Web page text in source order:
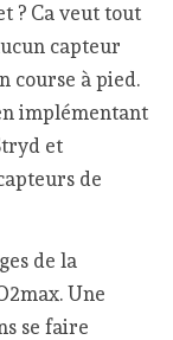
? Ca veut tout
capteur
course à pied.
implémentant
et
de
de la
Une
se faire